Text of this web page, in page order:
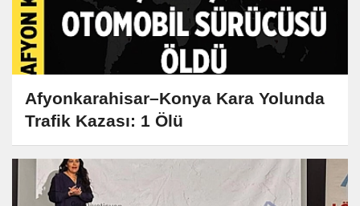
Afyonkarahisar–Konya Kara Yolunda
Trafik Kazası: 1 Ölü